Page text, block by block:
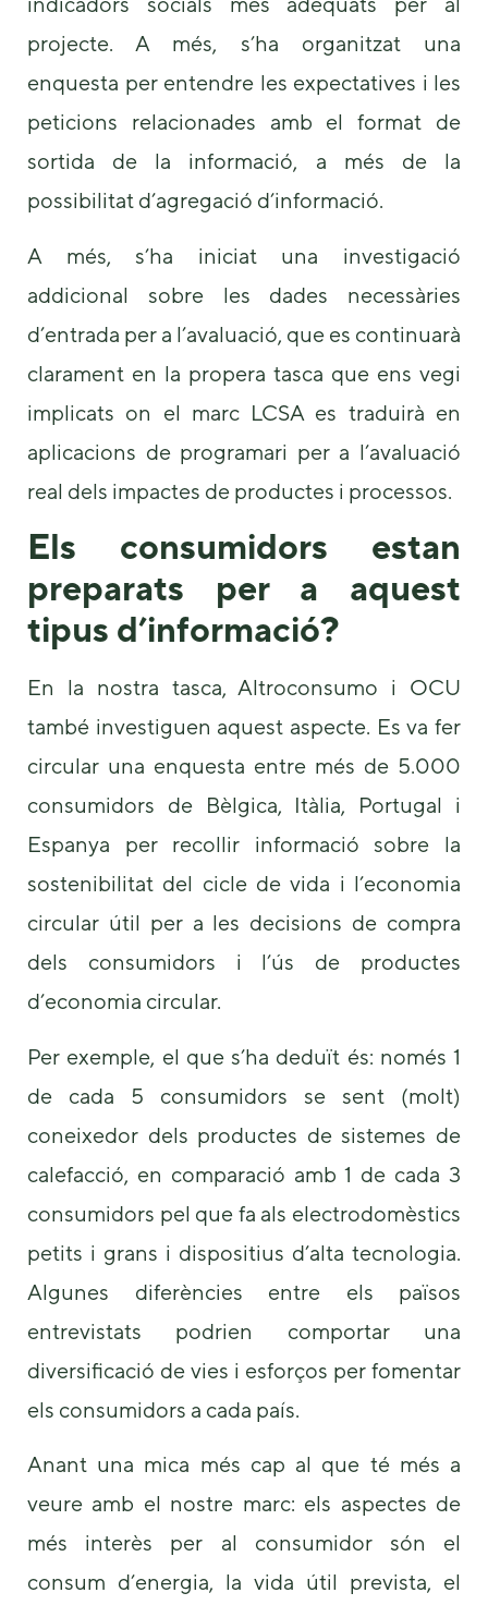
projecte. A més, s’ha organitzat una
enquesta per entendre les expectatives i les
peticions relacionades amb el format de
sortida de la informació, a més de la
possibilitat d’agregació d’informació.
A més, s’ha iniciat una investigació
addicional sobre les dades necessàries
d’entrada per a l’avaluació, que es continuarà
clarament en la propera tasca que ens vegi
implicats on el marc LCSA es traduirà en
aplicacions de programari per a l’avaluació
real dels impactes de productes i processos.
Els consumidors estan
preparats per a aquest
tipus d’informació?
En la nostra tasca, Altroconsumo i OCU
també investiguen aquest aspecte. Es va fer
circular una enquesta entre més de 5.000
consumidors de Bèlgica, Itàlia, Portugal i
Espanya per recollir informació sobre la
sostenibilitat del cicle de vida i l’economia
circular útil per a les decisions de compra
dels consumidors i l’ús de productes
d’economia circular.
Per exemple, el que s’ha deduït és: només 1
de cada 5 consumidors se sent (molt)
coneixedor dels productes de sistemes de
calefacció, en comparació amb 1 de cada 3
consumidors pel que fa als electrodomèstics
petits i grans i dispositius d’alta tecnologia.
Algunes diferències entre els països
entrevistats podrien comportar una
diversificació de vies i esforços per fomentar
els consumidors a cada país.
Anant una mica més cap al que té més a
veure amb el nostre marc: els aspectes de
més interès per al consumidor són el
consum d’energia, la vida útil prevista, el